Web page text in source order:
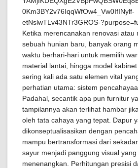
Ketika merencanakan renovasi atau
sebuah hunian baru, banyak orang
waktu berhari-hari untuk memilih
material lantai, hingga model kabinet
sering kali ada satu elemen vital
perhatian utama: sistem
Padahal, secantik apa pun furnitur
tampilannya akan terlihat hambar
oleh tata cahaya yang tepat. Dapur
dikonseptualisasikan dengan
mampu bertransformasi dari
sayur menjadi panggung visual
menenangkan. Perhitungan presisi